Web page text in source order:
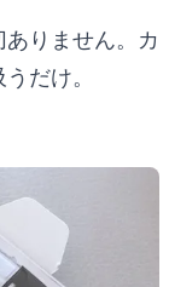
りません。カ
だけ。